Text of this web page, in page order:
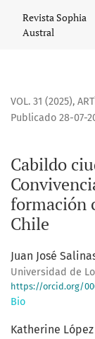
Cabildo
Revista Sophia
Austral
VOL. 31 (2025),
Cabildo
formación
Chile
Publicado 28-07-
Juan José
Universidad de
https://orcid.org/
Bio
Katherine